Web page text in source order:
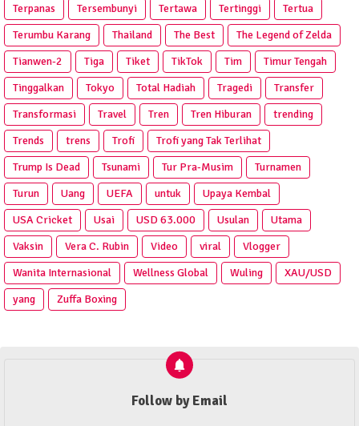
Terpanas
Tersembunyi Tertawa Tertinggi
Tertua
Terumbu Karang
Thailand The Best
The Legend of Zelda
Tianwen-2
Tiga Tiket TikTok Tim
Timur Tengah
Tinggalkan
Tokyo Total Hadiah Tragedi
Transfer
Transformasi
Travel Tren Tren Hiburan
trending
Trends
trens Trofi
Trofi yang Tak Terlihat
Trump Is Dead
Tsunami Tur Pra‑Musim
Turnamen
Turun
Uang UEFA untuk
Upaya Kembal
USA Cricket
Usai USD 63.000 Usulan
Utama
Vaksin
Vera C. Rubin Video viral
Vlogger
Wanita Internasional
Wellness Global Wuling
XAU/USD
yang
Zuffa Boxing
Follow by Email